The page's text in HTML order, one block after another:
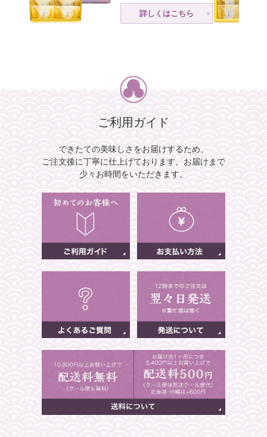
詳しくはこちら
ご利用ガイド
できたての美味しさをお届けするため、
ご注文後に丁寧に仕上げております。 お届けまで
少々お時間をいただきます。